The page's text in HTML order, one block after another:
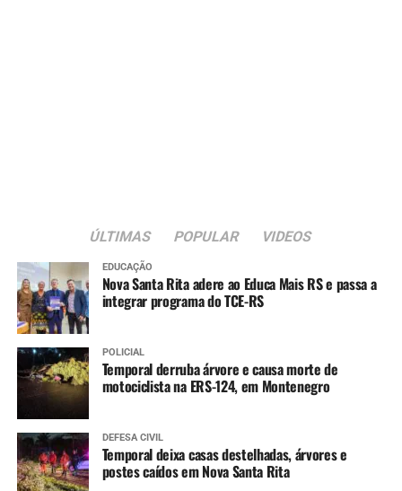
ÚLTIMAS POPULAR VIDEOS
EDUCAÇÃO
Nova Santa Rita adere ao Educa Mais RS e passa a
integrar programa do TCE-RS
POLICIAL
Temporal derruba árvore e causa morte de
motociclista na ERS-124, em Montenegro
DEFESA CIVIL
Temporal deixa casas destelhadas, árvores e
postes caídos em Nova Santa Rita